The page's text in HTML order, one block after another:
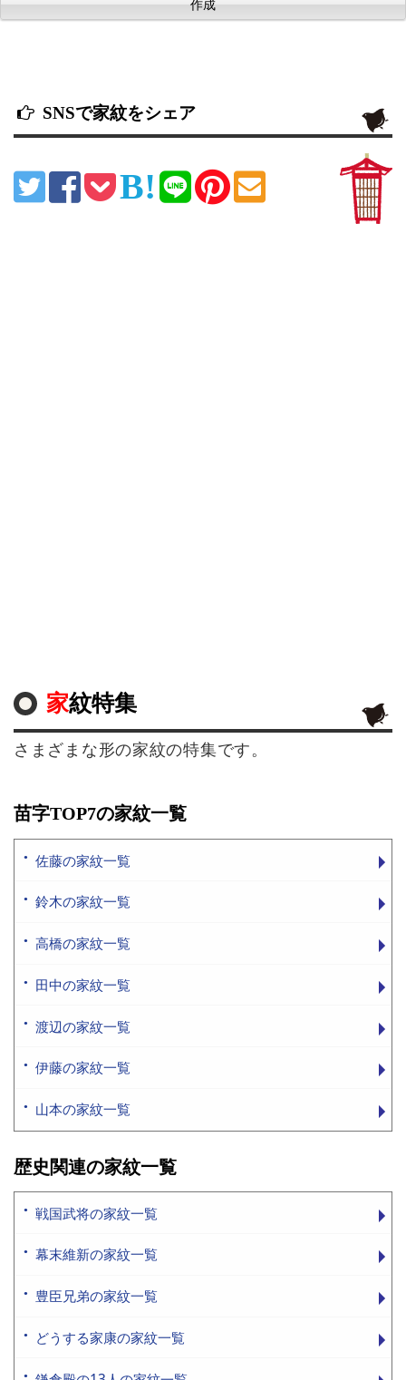
SNSで家紋をシェア
家紋特集
さまざまな形の家紋の特集です。
苗字TOP7の家紋一覧
佐藤の家紋一覧
鈴木の家紋一覧
高橋の家紋一覧
田中の家紋一覧
渡辺の家紋一覧
伊藤の家紋一覧
山本の家紋一覧
歴史関連の家紋一覧
戦国武将の家紋一覧
幕末維新の家紋一覧
豊臣兄弟の家紋一覧
どうする家康の家紋一覧